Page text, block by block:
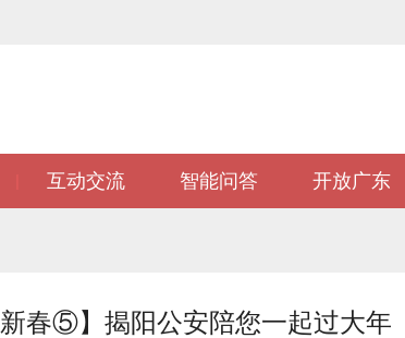
互动交流 智能问答 开放广东
新春⑤】揭阳公安陪您一起过大年